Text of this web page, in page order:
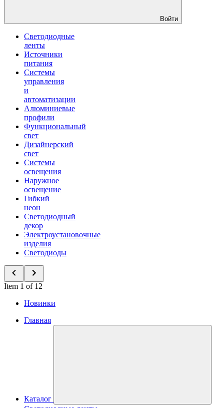
Войти
Светодиодные
ленты
Источники
питания
Системы
управления
и
автоматизации
Алюминиевые
профили
Функциональный
свет
Дизайнерский
свет
Системы
освещения
Наружное
освещение
Гибкий
неон
Светодиодный
декор
Электроустановочные
изделия
Светодиоды
Item 1 of 12
Новинки
Главная
Каталог